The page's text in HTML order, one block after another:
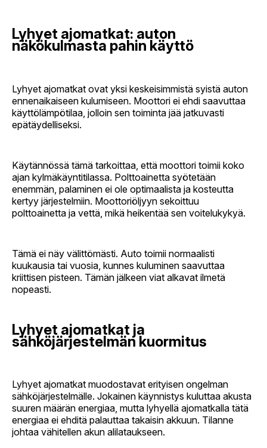
Lyhyet ajomatkat: auton
näkökulmasta pahin käyttö
Lyhyet ajomatkat ovat yksi keskeisimmistä syistä auton
ennenaikaiseen kulumiseen. Moottori ei ehdi saavuttaa
käyttölämpötilaa, jolloin sen toiminta jää jatkuvasti
epätäydelliseksi.
Käytännössä tämä tarkoittaa, että moottori toimii koko
ajan kylmäkäyntitilassa. Polttoainetta syötetään
enemmän, palaminen ei ole optimaalista ja kosteutta
kertyy järjestelmiin. Moottoriöljyyn sekoittuu
polttoainetta ja vettä, mikä heikentää sen voitelukykyä.
Tämä ei näy välittömästi. Auto toimii normaalisti
kuukausia tai vuosia, kunnes kuluminen saavuttaa
kriittisen pisteen. Tämän jälkeen viat alkavat ilmetä
nopeasti.
Lyhyet ajomatkat ja
sähköjärjestelmän kuormitus
Lyhyet ajomatkat muodostavat erityisen ongelman
sähköjärjestelmälle. Jokainen käynnistys kuluttaa akusta
suuren määrän energiaa, mutta lyhyellä ajomatkalla tätä
energiaa ei ehditä palauttaa takaisin akkuun. Tilanne
johtaa vähitellen akun alilataukseen.